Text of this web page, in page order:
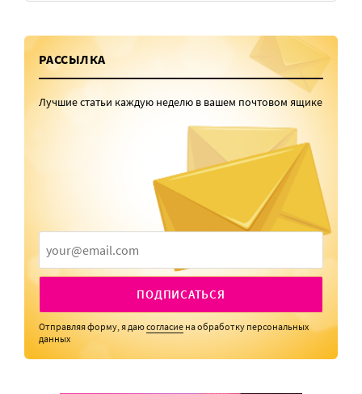
РАССЫЛКА
Лучшие статьи каждую неделю в вашем почтовом ящике
ПОДПИСАТЬСЯ
Отправляя форму, я даюсогласие на обработку персональных
данных